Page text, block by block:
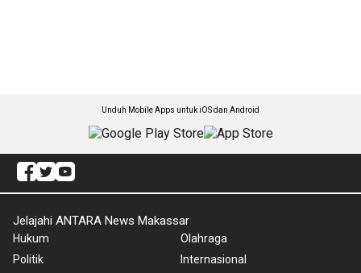
Unduh Mobile Apps untuk iOS dan Android
Jelajahi ANTARA News Makassar
Hukum
Politik
Olahraga
Internasional